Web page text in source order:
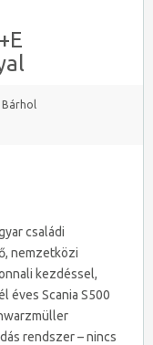
Bárhol
családi
nemzetközi
kezdéssel,
éves Scania S500
rendszer – nincs